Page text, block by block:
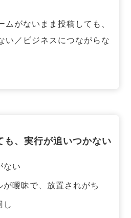
ムがないまま投稿しても、
い／ビジネスにつながらな
も、実行が追いつかない
ない
曖昧で、放置されがち
し